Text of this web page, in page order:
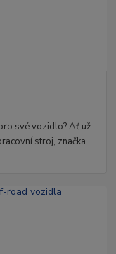
své vozidlo? Ať už
stroj, značka